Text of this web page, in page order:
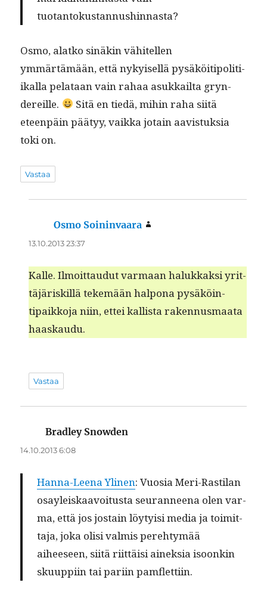
tuotantokustannushinnasta?
Osmo, alatko sinäkin vähitellen
ymmärtämään, että nykyisel­lä pysäköi­tipoli­ti­
ikalla pelataan vain rahaa asukkail­ta gryn­
dereille.
Sitä en tiedä, mihin raha siitä
eteen­päin pää­tyy, vaik­ka jotain aav­is­tuk­sia
toki on.
Vastaa
Osmo Soininvaara
13.10.2013 23:37
Kalle. Ilmoit­taudut var­maan halukkak­si yrit­
täjäriskil­lä tekemään halpona pysäköin­
tipaikko­ja niin, ettei kallista raken­nus­maa­ta
haaskaudu.
Vastaa
Bradley Snowden
14.10.2013 6:08
Han­na-Leena Yli­nen: Vuosia Meri-Rasti­lan
osayleiskaavoitus­ta seu­ran­neena olen var­
ma, että jos jostain löy­ty­isi media ja toimit­
ta­ja, joka olisi valmis pere­htymää
aiheeseen, siitä riit­täisi ainek­sia isoonkin
sku­up­pi­in tai pari­in pamflettiin.